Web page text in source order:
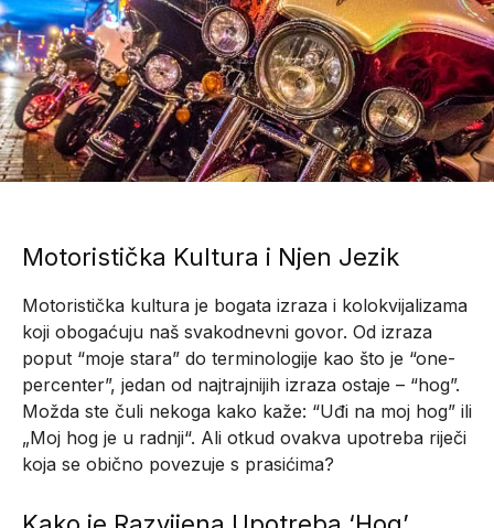
Motoristička Kultura i Njen Jezik
Motoristička kultura je bogata izraza i kolokvijalizama
koji obogaćuju naš svakodnevni govor. Od izraza
poput “moje stara” do terminologije kao što je “one-
percenter”, jedan od najtrajnijih izraza ostaje – “hog”.
Možda ste čuli nekoga kako kaže: “Uđi na moj hog” ili
„Moj hog je u radnji“. Ali otkud ovakva upotreba riječi
koja se obično povezuje s prasićima?